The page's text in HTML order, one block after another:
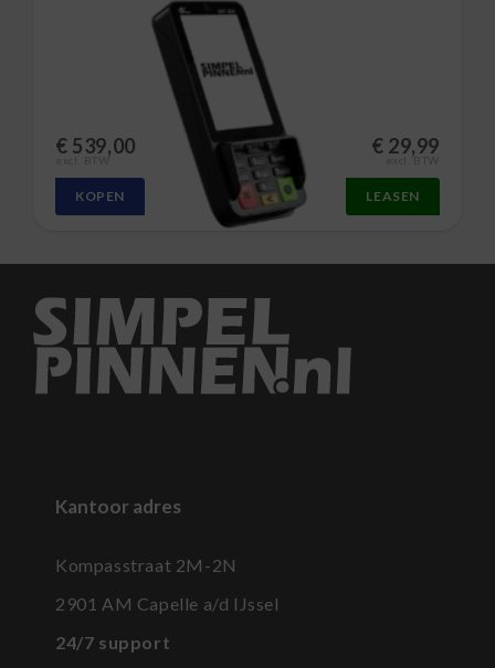
€ 539,00
KOPEN
€ 29,99
LEASEN
Kantoor adres
Kompasstraat 2M-2N
2901 AM Capelle a/d IJssel
24/7 support